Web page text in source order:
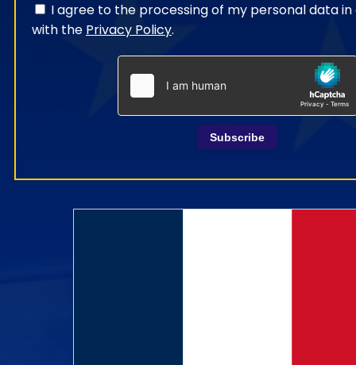
I agree to the processing of my personal data
with the Privacy Policy.
Subscribe